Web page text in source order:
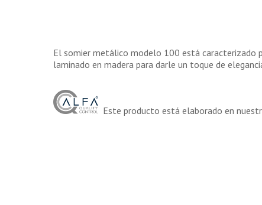
El somier metálico modelo 100 está caracterizado
laminado en madera para darle un toque de
Este producto está elaborado en